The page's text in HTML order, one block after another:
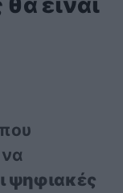
που
ψηφιακές